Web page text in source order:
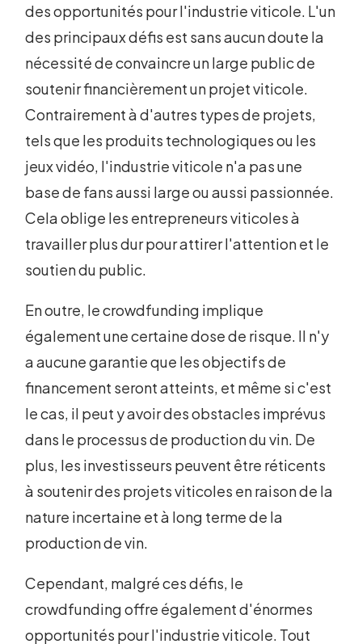
des opportunités pour l'industrie viticole. L'un
des principaux défis est sans aucun doute la
nécessité de convaincre un large public de
soutenir financièrement un projet viticole.
Contrairement à d'autres types de projets,
tels que les produits technologiques ou les
jeux vidéo, l'industrie viticole n'a pas une
base de fans aussi large ou aussi passionnée.
Cela oblige les entrepreneurs viticoles à
travailler plus dur pour attirer l'attention et le
soutien du public.
En outre, le crowdfunding implique
également une certaine dose de risque. Il n'y
a aucune garantie que les objectifs de
financement seront atteints, et même si c'est
le cas, il peut y avoir des obstacles imprévus
dans le processus de production du vin. De
plus, les investisseurs peuvent être réticents
à soutenir des projets viticoles en raison de la
nature incertaine et à long terme de la
production de vin.
Cependant, malgré ces défis, le
crowdfunding offre également d'énormes
opportunités pour l'industrie viticole. Tout